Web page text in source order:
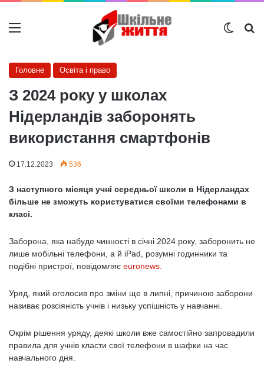
Меню
Головне Освіта і право
З 2024 року у школах
Нідерландів заборонять
використання смартфонів
17.12.2023 536
З наступного місяця учні середньої школи в Нідерландах
більше не зможуть користуватися своїми телефонами в
класі.
Заборона, яка набуде чинності в січні 2024 року, заборонить не
лише мобільні телефони, а й iPad, розумні годинники та
подібні пристрої, повідомляє euronews.
Уряд, який оголосив про зміни ще в липні, причиною заборони
називає розсіяність учнів і низьку успішність у навчанні.
Окрім рішення уряду, деякі школи вже самостійно запровадили
правила для учнів класти свої телефони в шафки на час
навчального дня.